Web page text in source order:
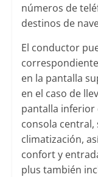
números de
destinos de
El conductor
en la pantalla
en el caso de
pantalla inferior
consola
climatización,
confort y
plus también